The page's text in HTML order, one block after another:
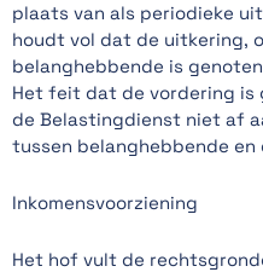
plaats van als periodieke
houdt vol dat de uitkering,
belanghebbende is
Het feit dat de vordering is
de Belastingdienst niet af
tussen belanghebbende en
Inkomensvoorziening
Het hof vult de